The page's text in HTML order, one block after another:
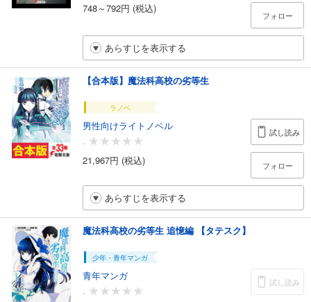
748～792円 (税込)
フォロー
あらすじを表示する
【合本版】魔法科高校の劣等生
ラノベ
男性向けライトノベル
-
21,967円 (税込)
試し読み
フォロー
あらすじを表示する
魔法科高校の劣等生 追憶編 【タテスク】
少年・青年マンガ
青年マンガ
-
試し読み